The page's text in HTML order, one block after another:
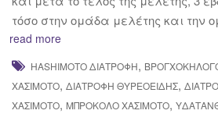
τόσο στην ομάδα μελέτης και την
read more
HASHIMOTO ΔΙΑΤΡΟΦΉ,
ΧΑΣΙΜΌΤΟ, ΔΙΑΤΡΟΦΉ ΘΥΡΕΟΕΙΔΉΣ,
ΧΑΣΙΜΌΤΟ, ΜΠΡΌΚΟΛΟ ΧΑΣΙΜΌΤΟ,